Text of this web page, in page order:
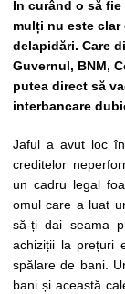
În curând o să
mulți nu este
delapidări. Care
Guvernul, BNM,
putea direct să
interbancare
Jaful a avut loc
creditelor
un cadru legal
omul care a luat
să-ți dai seama
achiziții la prețuri
spălare de bani.
bani și această